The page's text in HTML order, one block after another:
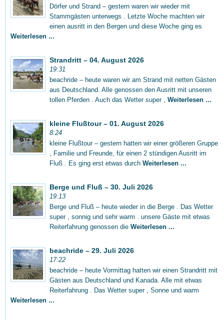
Dörfer und Strand – gestern waren wir wieder mit
Stammgästen unterwegs . Letzte Woche machten wir
einen ausritt in den Bergen und diese Woche ging es
Weiterlesen ...
Strandritt – 04. August 2026
19:31
beachride – heute waren wir am Strand mit netten Gästen
aus Deutschland. Alle genossen den Ausritt mit unseren
tollen Pferden . Auch das Wetter super , Weiterlesen ...
kleine Flußtour – 01. August 2026
8:24
kleine Flußtour – gestern hatten wir einer größeren Gruppe
, Familie und Freunde, für einen 2 stündigen Ausritt im
Fluß . Es ging erst etwas durch Weiterlesen ...
Berge und Fluß – 30. Juli 2026
19:13
Berge und Fluß – heute wieder in die Berge . Das Wetter
super , sonnig und sehr warm . unsere Gäste mit etwas
Reiterfahrung genossen die Weiterlesen ...
beachride – 29. Juli 2026
17:22
beachride – heute Vormittag hatten wir einen Strandritt mit
Gästen aus Deutschland und Kanada. Alle mit etwas
Reiterfahrung . Das Wetter super , Sonne und warm
Weiterlesen ...